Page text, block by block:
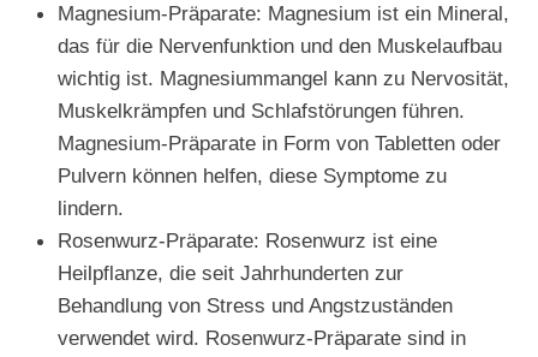
Magnesium-Präparate: Magnesium ist ein Mineral,
das für die Nervenfunktion und den Muskelaufbau
wichtig ist. Magnesiummangel kann zu Nervosität,
Muskelkrämpfen und Schlafstörungen führen.
Magnesium-Präparate in Form von Tabletten oder
Pulvern können helfen, diese Symptome zu
lindern.
Rosenwurz-Präparate: Rosenwurz ist eine
Heilpflanze, die seit Jahrhunderten zur
Behandlung von Stress und Angstzuständen
verwendet wird. Rosenwurz-Präparate sind in